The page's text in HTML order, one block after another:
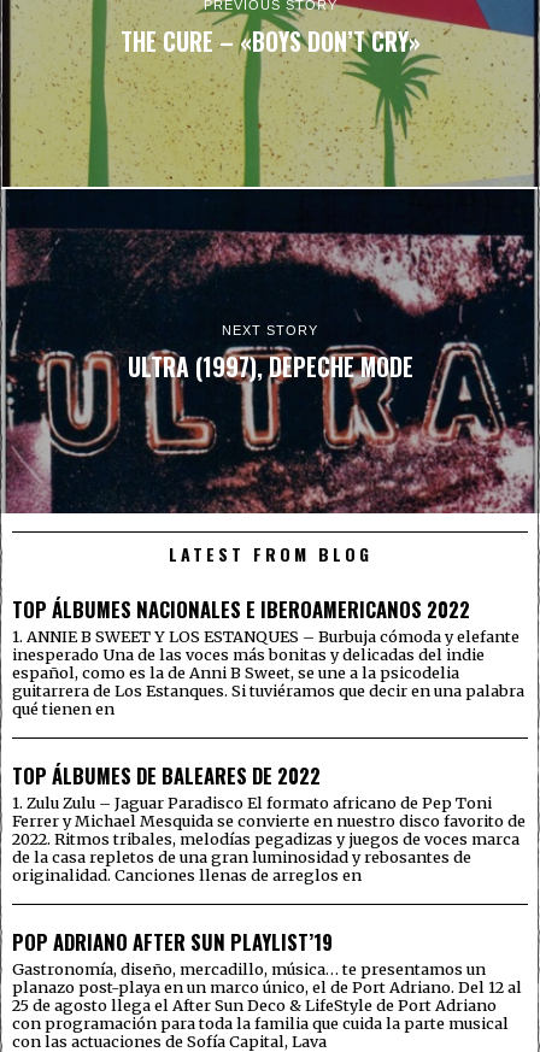
PREVIOUS STORY
THE CURE – «BOYS DON’T CRY»
NEXT STORY
ULTRA (1997), DEPECHE MODE
LATEST FROM BLOG
TOP ÁLBUMES NACIONALES E IBEROAMERICANOS 2022
1. ANNIE B SWEET Y LOS ESTANQUES – Burbuja cómoda y elefante
inesperado Una de las voces más bonitas y delicadas del indie
español, como es la de Anni B Sweet, se une a la psicodelia
guitarrera de Los Estanques. Si tuviéramos que decir en una palabra
qué tienen en
TOP ÁLBUMES DE BALEARES DE 2022
1. Zulu Zulu – Jaguar Paradisco El formato africano de Pep Toni
Ferrer y Michael Mesquida se convierte en nuestro disco favorito de
2022. Ritmos tribales, melodías pegadizas y juegos de voces marca
de la casa repletos de una gran luminosidad y rebosantes de
originalidad. Canciones llenas de arreglos en
POP ADRIANO AFTER SUN PLAYLIST’19
Gastronomía, diseño, mercadillo, música… te presentamos un
planazo post-playa en un marco único, el de Port Adriano. Del 12 al
25 de agosto llega el After Sun Deco & LifeStyle de Port Adriano
con programación para toda la familia que cuida la parte musical
con las actuaciones de Sofía Capital, Lava